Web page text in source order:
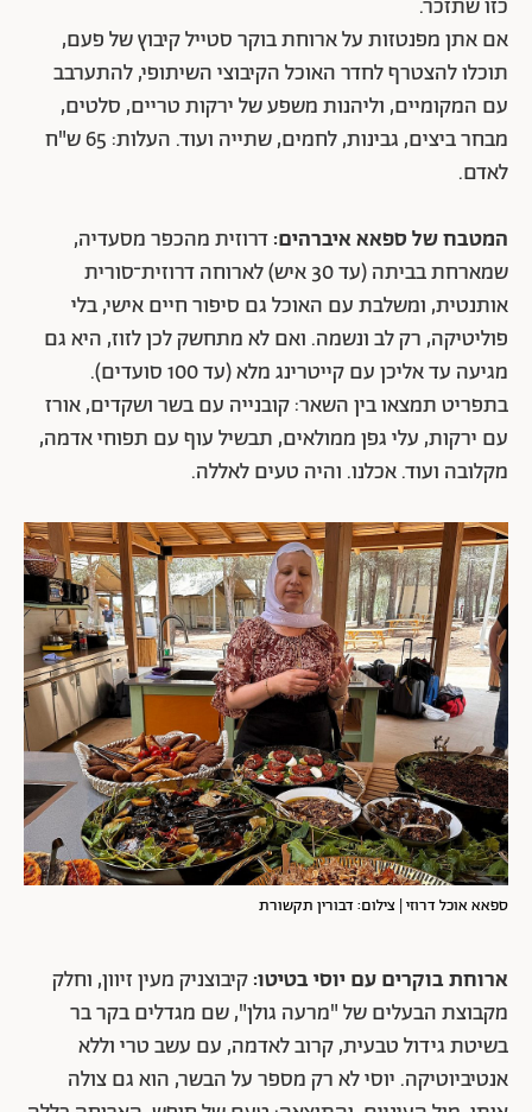
כזו שתזכר.
אם אתן מפנטזות על ארוחת בוקר סטייל קיבוץ של פעם,
תוכלו להצטרף לחדר האוכל הקיבוצי השיתופי, להתערבב
עם המקומיים, וליהנות משפע של ירקות טריים, סלטים,
מבחר ביצים, גבינות, לחמים, שתייה ועוד. העלות: 65 ש"ח
לאדם.
המטבח של ספאא איברהים:דרוזית מהכפר מסעדיה,
שמארחת בביתה (עד 30 איש) לארוחה דרוזית־סורית
אותנטית, ומשלבת עם האוכל גם סיפור חיים אישי, בלי
פוליטיקה, רק לב ונשמה. ואם לא מתחשק לכן לזוז, היא גם
מגיעה עד אליכן עם קייטרינג מלא (עד 100 סועדים).
בתפריט תמצאו בין השאר: קובנייה עם בשר ושקדים, אורז
עם ירקות, עלי גפן ממולאים, תבשיל עוף עם תפוחי אדמה,
מקלובה ועוד. אכלנו. והיה טעים לאללה.
ספאא אוכל דרוזי | צילום: דבורין תקשורת
ארוחת בוקרים עם יוסי בטיטו:קיבוצניק מעין זיוון, וחלק
מקבוצת הבעלים של "מרעה גולן", שם מגדלים בקר בר
בשיטת גידול טבעית, קרוב לאדמה, עם עשב טרי וללא
אנטיביוטיקה. יוסי לא רק מספר על הבשר, הוא גם צולה